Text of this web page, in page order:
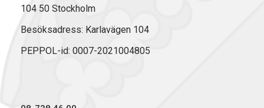
104 50 Stockholm
Besöksadress: Karlavägen 104
PEPPOL-id: 0007-2021004805